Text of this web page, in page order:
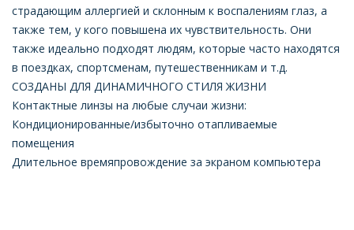
страдающим аллергией и склонным к воспалениям глаз, а
также тем, у кого повышена их чувствительность. Они
также идеально подходят людям, которые часто находятся
в поездках, спортсменам, путешественникам и т.д.
СОЗДАНЫ ДЛЯ ДИНАМИЧНОГО СТИЛЯ ЖИЗНИ
Контактные линзы на любые случаи жизни:
Кондиционированные/избыточно отапливаемые
помещения
Длительное времяпровождение за экраном компьютера